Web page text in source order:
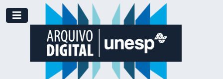
Skip to main content
Toggle navigation